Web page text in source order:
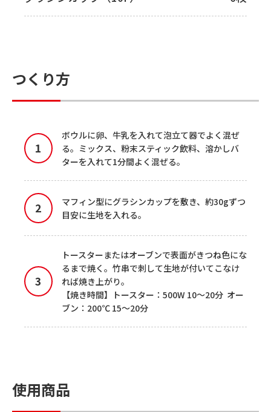
つくり方
ボウルに卵、牛乳を入れて泡立て器でよく混ぜ
る。ミックス、粉末スティック飲料、溶かしバ
ターを入れて1分間よく混ぜる。
マフィン型にグラシンカップを敷き、約30gずつ
目安に生地を入れる。
トースターまたはオーブンで表面がきつね色にな
るまで焼く。竹串で刺して生地が付いてこなけ
れば焼き上がり。
【焼き時間】トースター：500W 10～20分 オー
ブン：200℃ 15～20分
使用商品